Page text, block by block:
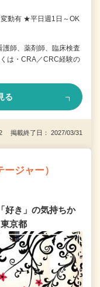
動有 ★平日週1日～OK
護師、薬剤師、臨床検査
は・CRA／CRC経験の
る
掲載終了日： 2027/03/31
ジャー）
好き」の気持ちか
京都